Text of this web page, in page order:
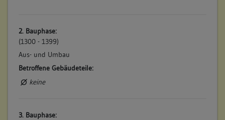
2. Bauphase:
(1300 - 1399)
Aus- und Umbau
Betroffene Gebäudeteile:
keine
3. Bauphase: